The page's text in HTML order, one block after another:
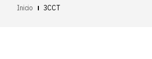
Inicio 3CCT